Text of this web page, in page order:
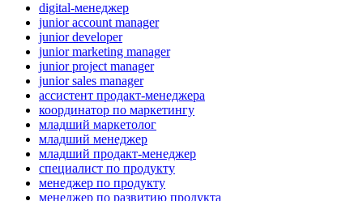
digital-менеджер
junior account manager
junior developer
junior marketing manager
junior project manager
junior sales manager
ассистент продакт-менеджера
координатор по маркетингу
младший маркетолог
младший менеджер
младший продакт-менеджер
специалист по продукту
менеджер по продукту
менеджер по развитию продукта